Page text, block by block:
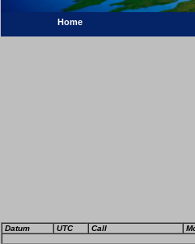
Home
Datum UTC Call